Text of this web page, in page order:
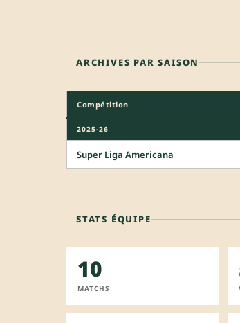
ARCHIVES PAR SAISON
Compétition
2025-26
Super Liga Americana
STATS ÉQUIPE
10
MATCHS